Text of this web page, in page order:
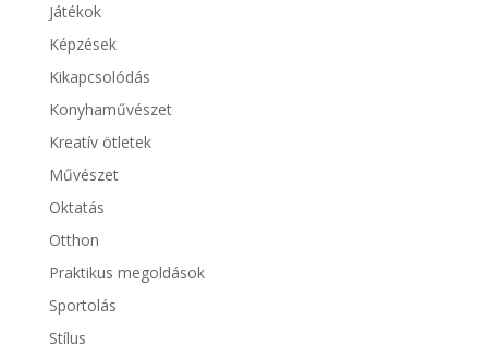
Játékok
Képzések
Kikapcsolódás
Konyhaművészet
Kreatív ötletek
Művészet
Oktatás
Otthon
Praktikus megoldások
Sportolás
Stílus